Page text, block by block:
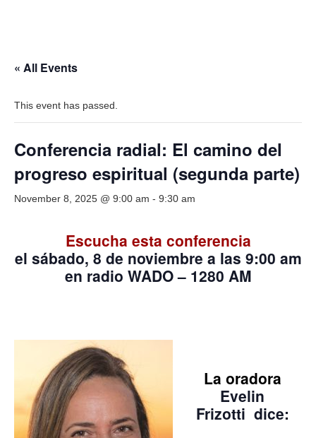
« All Events
This event has passed.
Conferencia radial: El camino del
progreso espiritual (segunda parte)
November 8, 2025 @ 9:00 am - 9:30 am
Escucha esta conferencia
el sábado, 8 de noviembre a las 9:00 am
en radio WADO – 1280 AM
La oradora
Evelin
Frizotti dice: